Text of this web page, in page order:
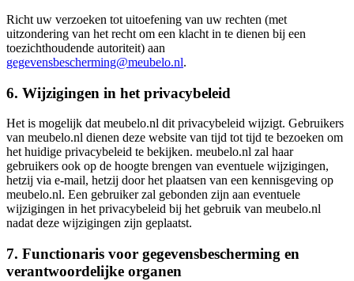
Richt uw verzoeken tot uitoefening van uw rechten (met
uitzondering van het recht om een klacht in te dienen bij een
toezichthoudende autoriteit) aan
gegevensbescherming@meubelo.nl.
6. Wijzigingen in het privacybeleid
Het is mogelijk dat meubelo.nl dit privacybeleid wijzigt. Gebruikers
van meubelo.nl dienen deze website van tijd tot tijd te bezoeken om
het huidige privacybeleid te bekijken. meubelo.nl zal haar
gebruikers ook op de hoogte brengen van eventuele wijzigingen,
hetzij via e-mail, hetzij door het plaatsen van een kennisgeving op
meubelo.nl. Een gebruiker zal gebonden zijn aan eventuele
wijzigingen in het privacybeleid bij het gebruik van meubelo.nl
nadat deze wijzigingen zijn geplaatst.
7. Functionaris voor gegevensbescherming en
verantwoordelijke organen